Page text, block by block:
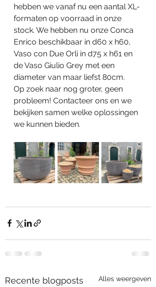
hebben we vanaf nu een aantal XL-
formaten op voorraad in onze
stock. We hebben nu onze Conca
Enrico beschikbaar in d60 x h60,
Vaso con Due Orli in d75 x h61 en
de Vaso Giulio Grey met een
diameter van maar liefst 80cm.
Op zoek naar nog groter, geen
probleem! Contacteer ons en we
bekijken samen welke oplossingen
we kunnen bieden.
Recente blogposts Alles weergeven